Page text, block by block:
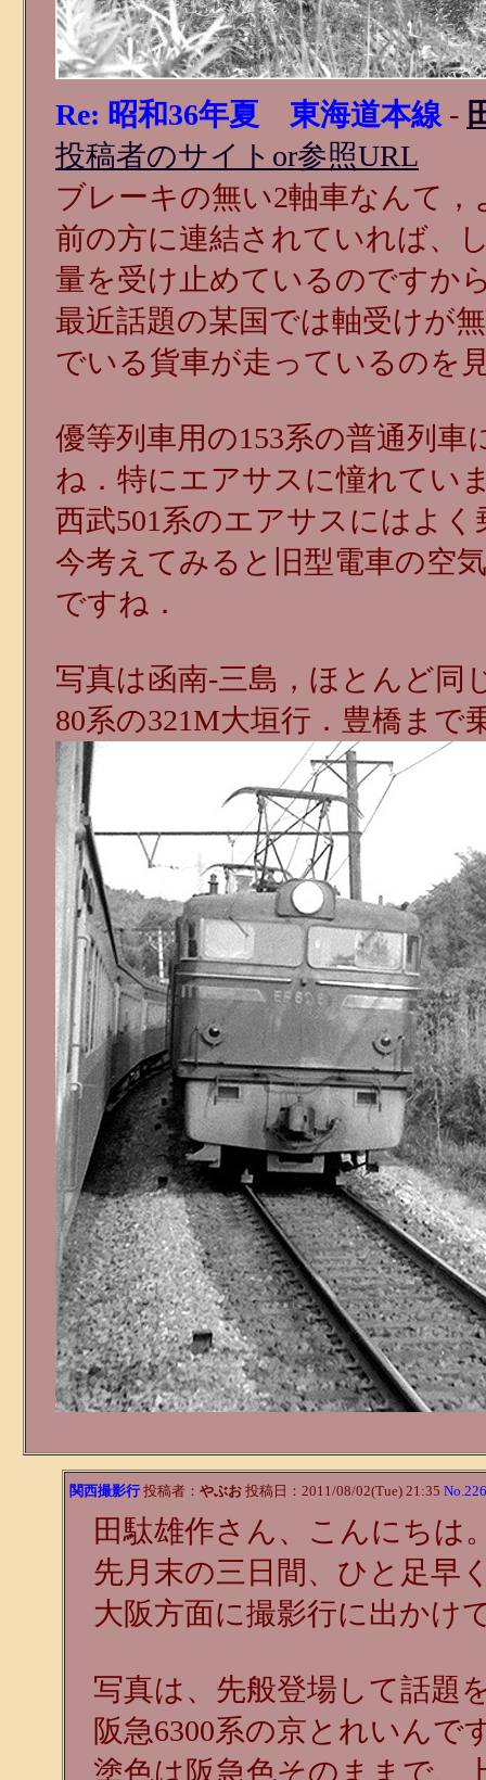
Re: 昭和36年夏 東海道本線 -
投稿者のサイトor参照URL
ブレーキの無い2軸車なんて
前の方に連結されていれば、
量を受け止めているのですか
最近話題の某国では軸受けが
でいる貨車が走っているのを
優等列車用の153系の普通列
ね．特にエアサスに憧れてい
西武501系のエアサスにはよ
今考えてみると旧型電車の空
ですね．
写真は函南-三島，ほとんど同
80系の321M大垣行．豊橋まで
関西撮影行 投稿者：やぶお 投稿日：2011/08/02(Tue) 21:35
田駄雄作さん、こんにちは
先月末の三日間、ひと足早
大阪方面に撮影行に出かけ
写真は、先般登場して話題
阪急6300系の京とれいんで
塗色は阪急色そのままで、